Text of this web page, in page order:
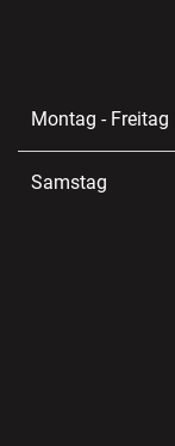
Montag - Freitag
Samstag